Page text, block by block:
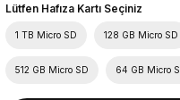
Lütfen Hafıza Kartı Seçiniz
1 TB Micro SD 128 GB Micro SD
512 GB Micro SD 64 GB Micro